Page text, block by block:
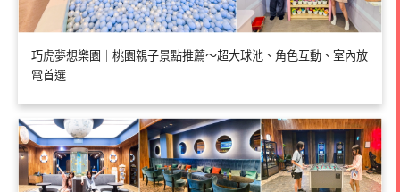
巧虎夢想樂園｜桃園親子景點推薦～超大球池、角色互動、室內放
電首選